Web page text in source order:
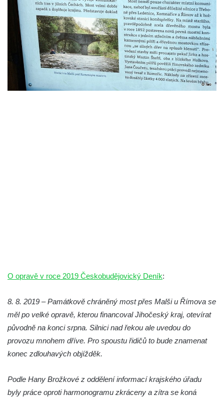
O opravě v roce 2019 Českobudějovický Deník:
8. 8. 2019 – Památkově chráněný most přes Malši u Římova se
měl po velké opravě, kterou financoval Jihočeský kraj, otevírat
původně na konci srpna. Silnici nad řekou ale uvedou do
provozu mnohem dříve. Pro spoustu řidičů to bude znamenat
konec zdlouhavých objížděk.
Podle Hany Brožkové z oddělení informací krajského úřadu
byly práce oproti harmonogramu zkráceny a zítra se koná